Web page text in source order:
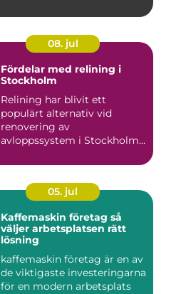
08. jul
Fördelar med relining i
Stockholm
Relining har blivit ett
populärt alternativ vid
renovering av
avloppssystem i Stockholm.
05. jul
Kaffemaskin företag så
väljer arbetsplatsen rätt
lösning
kaffemaskin företag är en av
de viktigaste investeringarna
för en modern arbetsplats